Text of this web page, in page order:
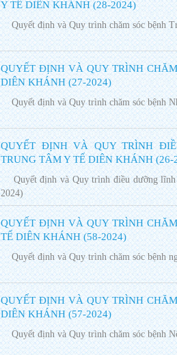
Y TẾ DIÊN KHÁNH (28-2024)
Quyết định và Quy trình chăm sóc bệnh
QUYẾT ĐỊNH VÀ QUY TRÌNH
DIÊN KHÁNH (27-2024)
Quyết định và Quy trình chăm sóc bệnh
QUYẾT ĐỊNH VÀ QUY TRÌNH
TRUNG TÂM Y TẾ DIÊN KHÁNH (26-
Quyết định và Quy trình điều dưỡng lĩnh
2024)
QUYẾT ĐỊNH VÀ QUY TRÌNH
TẾ DIÊN KHÁNH (58-2024)
Quyết định và Quy trình chăm sóc bệnh
QUYẾT ĐỊNH VÀ QUY TRÌNH
DIÊN KHÁNH (57-2024)
Quyết định và Quy trình chăm sóc bệnh